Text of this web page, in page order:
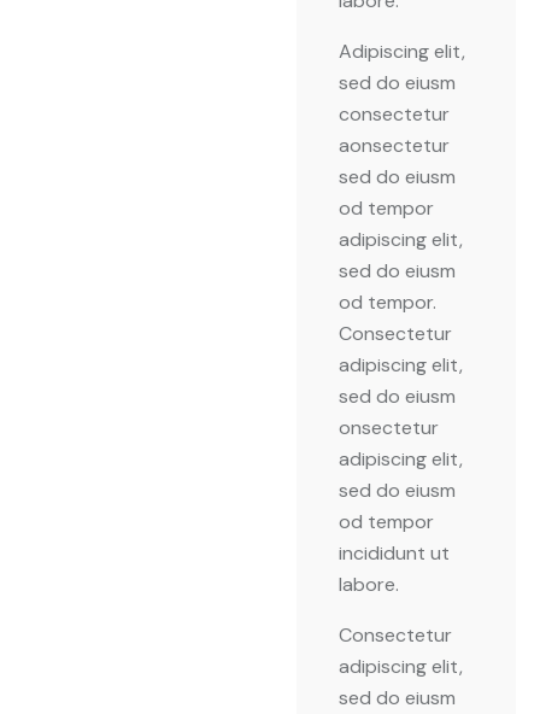
Adipiscing elit,
sed do eiusm
consectetur
aonsectetur
sed do eiusm
od tempor
adipiscing elit,
sed do eiusm
od tempor.
Consectetur
adipiscing elit,
sed do eiusm
onsectetur
adipiscing elit,
sed do eiusm
od tempor
incididunt ut
labore.
Consectetur
adipiscing elit,
sed do eiusm